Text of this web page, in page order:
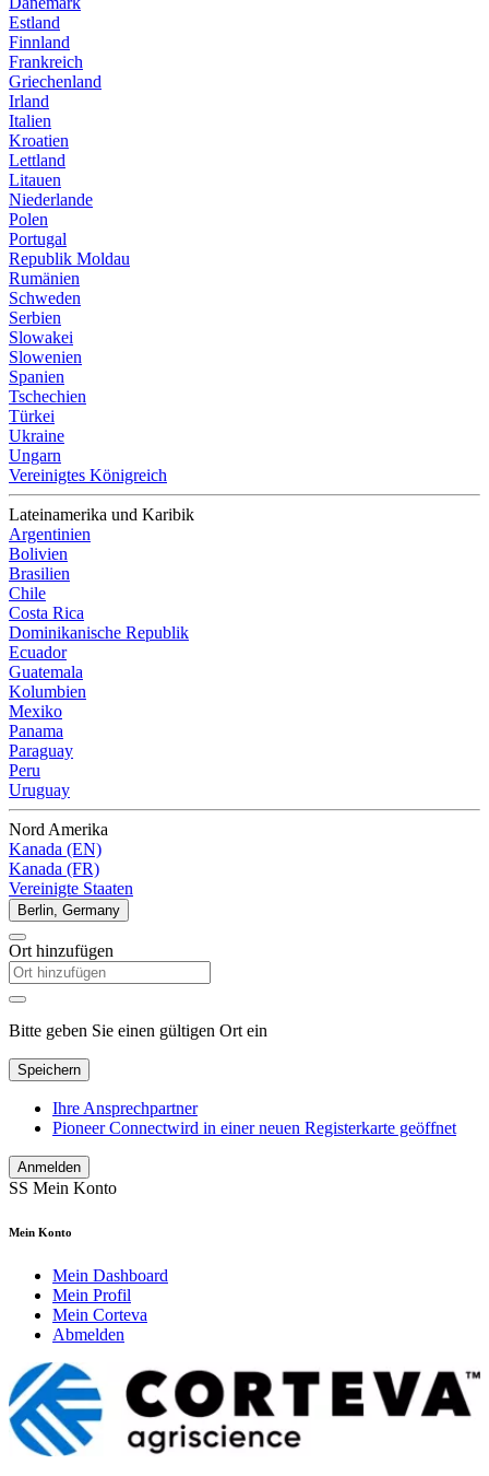
Estland
Finnland
Frankreich
Griechenland
Irland
Italien
Kroatien
Lettland
Litauen
Niederlande
Polen
Portugal
Republik Moldau
Rumänien
Schweden
Serbien
Slowakei
Slowenien
Spanien
Tschechien
Türkei
Ukraine
Ungarn
Vereinigtes Königreich
Lateinamerika und Karibik
Argentinien
Bolivien
Brasilien
Chile
Costa Rica
Dominikanische Republik
Ecuador
Guatemala
Kolumbien
Mexiko
Panama
Paraguay
Peru
Uruguay
Nord Amerika
Kanada (EN)
Kanada (FR)
Vereinigte Staaten
Berlin, Germany
Ort hinzufügen
Bitte geben Sie einen gültigen Ort ein
Speichern
Ihre Ansprechpartner
Pioneer Connectwird in einer neuen Registerkarte geöffnet
Anmelden
SS Mein Konto
Mein Konto
Mein Dashboard
Mein Profil
Mein Corteva
Abmelden